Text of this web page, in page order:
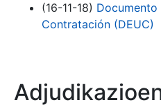
(16-11-18)
Contratación (DEUC)